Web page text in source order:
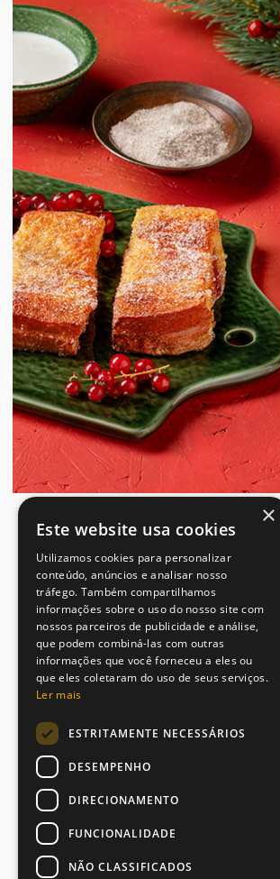
×
Este website usa cookies
Utilizamos cookies para personalizar
conteúdo, anúncios e analisar nosso
tráfego. Também compartilhamos
informações sobre o uso do nosso site com
nossos parceiros de publicidade e análise,
que podem combiná-las com outras
informações que você forneceu a eles ou
que eles coletaram do uso de seus serviços.
Ler mais
ESTRITAMENTE NECESSÁRIOS
DESEMPENHO
DIRECIONAMENTO
FUNCIONALIDADE
NÃO CLASSIFICADOS